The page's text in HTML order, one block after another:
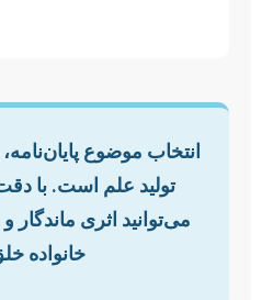
انتخاب موضوع
تولید علم است. با
می‌توانید اثری
خانواده